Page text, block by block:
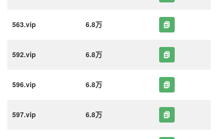
563.vip 6.8万
592.vip 6.8万
596.vip 6.8万
597.vip 6.8万